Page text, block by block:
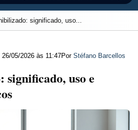
significado, uso...
26/05/2026 às 11:47Por Stéfano Barcellos
uso e